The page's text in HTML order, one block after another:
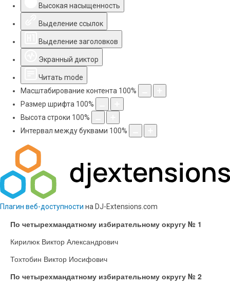
Высокая насыщенность
Выделение ссылок
Выделение заголовков
Экранный диктор
Читать mode
Масштабирование контента 100%
Размер шрифта 100%
Высота строки 100%
Интервал между буквами 100%
Плагин веб-доступности на DJ-Extensions.com
По четырехмандатному избирательному округу № 1
Кирилюк Виктор Александрович
Тохтобин Виктор Иосифович
По четырехмандатному избирательному округу № 2